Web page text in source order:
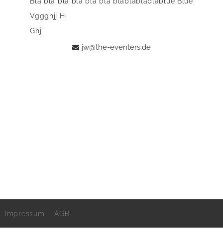
jw@the-eventers.de
Vggghjj Hi
Ghj
Impressum AGB